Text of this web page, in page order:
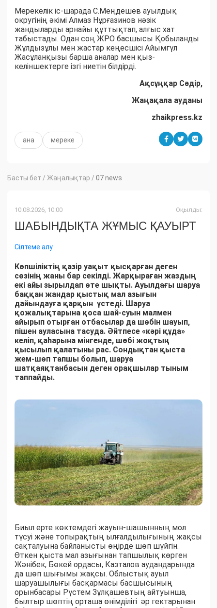
Мерекелік іс-шарада С.Меңдешев ауылдық
округінің әкімі Алмаз Нұрғазинов нәзік
жандыларды арнайы құттықтап, алғыс хат
табыстады. Одан соң ЖРО басшысы Қобыланды
Жұлдызұлы мен жастар кеңесшісі Айымгүл
Жасұланқызы барша аналар мен қыз-
келіншектерге ізгі ниетін білдірді.
Ақсұңқар Сәдір,
Жаңақала ауданы
zhaikpress.kz
ана мереке
Басты бет / Жаңалықтар / 07 news
10.08.2026, 10:00 Оқылды:
ШАБЫНДЫҚТА ЖҰМЫС ҚАУЫРТ
Сілтеме алу
Көпшіліктің қазір уақыт қысқарған деген
сөзінің жаны бар секілді. Жарқыраған жаздың
екі айы зырылдап өте шықты. Ауылдағы шаруа
баққан жандар қыстық мал азығын
дайындауға қарқын үстеді. Шаруа
қожалықтарына қоса шай-суын малмен
айырып отырған отбасылар да шөбін шауып,
пішен ауласына тасуда. Әйтпесе «кәрі құда»
келіп, қаһарына мінгенде, шөбі жоқтың
қысылып қалатыны рас. Сондықтан қыста
жем-шөп тапшы болып, шаруа
шатқаяқтанбасын деген орақшылар тыным
таппайды.
Биыл ерте көктемдегі жауын-шашынның мол
түсуі және топырақтың ылғалдылығының жақсы
сақталуына байланысты өңірде шөп шүйгін.
Өткен қыста мал азығынан тапшылық көрген
Жәнібек, Бөкей ордасы, Казталов аудандарында
да шөп шығымы жақсы. Облыстық ауыл
шаруашылығы басқармасы басшысының
орынбасары Рүстем Зұлқашевтың айтуынша,
былтыр шөптің орташа өнімділігі әр гектарынан